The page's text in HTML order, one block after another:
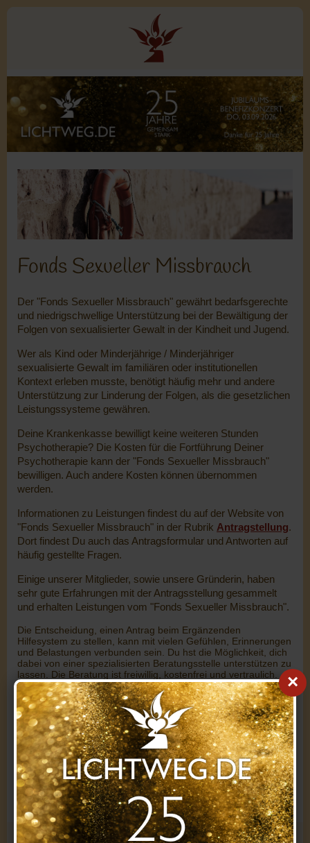
×
Fonds Sexueller Missbrauch
Der "Fonds Sexueller Missbrauch" gewährt bedarfsgerechte
und niedrigschwellige Unterstützung bei der Bewältigung der
Folgen von sexualisierter Gewalt in der Kindheit und Jugend.
Wer als Kind oder Minderjährige / Minderjähriger
sexualisierte Gewalt im familiären oder institutionellen
Kontext erleben musste, benötigt häufig mehr und andere
Unterstützung zur Linderung der Folgen, als die gesetzlichen
Leistungssysteme gewähren.
Deine Krankenkasse bewilligt keine weiteren Stunden
Psychotherapie? Die Kosten für die Fortführung Deiner
Psychotherapie kann der "Fonds Sexueller Missbrauch"
bewilligen. Auch andere Kosten können übernommen
werden.
Informationen zu Leistungen findest du auf der Website von
"Fonds Sexueller Missbrauch" in der Rubrik Antragstellung.
Dort findest Du auch das Antragsformular und Antworten auf
häufig gestellte Fragen.
Einige unserer Mitglieder, sowie unsere Gründerin, haben
sehr gute Erfahrungen mit der Antragsstellung gesammelt
und erhalten Leistungen vom "Fonds Sexueller Missbrauch".
Die Entscheidung, einen Antrag beim Ergänzenden
Hilfesystem zu stellen, kann mit vielen Gefühlen, Erinnerungen
und Belastungen verbunden sein. Du hst die Möglichkeit, dich
dabei von einer spezialisierten Beratungsstelle unterstützen zu
lassen. Die Beratung ist freiwillig, kostenfrei und vertraulich.
Beratungsstellen findest Du in der RubrikHilfe bei Gewalt.
Alle Informationen findest du unter:
www.fonds-missbrauch.de
« zurück Gesetz & OEG »